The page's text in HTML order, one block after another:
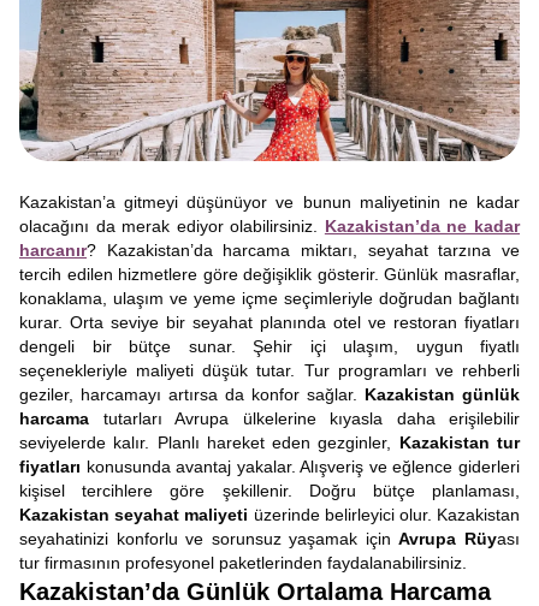
Kazakistan’a gitmeyi düşünüyor ve bunun maliyetinin ne kadar
olacağını da merak ediyor olabilirsiniz. Kazakistan’da ne kadar
harcanır? Kazakistan’da harcama miktarı, seyahat tarzına ve
tercih edilen hizmetlere göre değişiklik gösterir. Günlük masraflar,
konaklama, ulaşım ve yeme içme seçimleriyle doğrudan bağlantı
kurar. Orta seviye bir seyahat planında otel ve restoran fiyatları
dengeli bir bütçe sunar. Şehir içi ulaşım, uygun fiyatlı
seçenekleriyle maliyeti düşük tutar. Tur programları ve rehberli
geziler, harcamayı artırsa da konfor sağlar. Kazakistan günlük
harcama tutarları Avrupa ülkelerine kıyasla daha erişilebilir
seviyelerde kalır. Planlı hareket eden gezginler, Kazakistan tur
fiyatları konusunda avantaj yakalar. Alışveriş ve eğlence giderleri
kişisel tercihlere göre şekillenir. Doğru bütçe planlaması,
Kazakistan seyahat maliyeti üzerinde belirleyici olur. Kazakistan
seyahatinizi konforlu ve sorunsuz yaşamak içinAvrupa Rüyası
tur firmasının profesyonel paketlerinden faydalanabilirsiniz.
Kazakistan’da Günlük Ortalama Harcama